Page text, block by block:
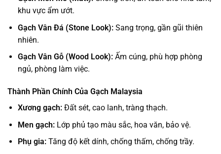
khu vực ẩm ướt.
Gạch Vân Đá (Stone Look):Sang trọng, gần gũi thiên
nhiên.
Gạch Vân Gỗ (Wood Look):Ấm cúng, phù hợp phòng
ngủ, phòng làm việc.
Thành Phần Chính Của Gạch Malaysia
Xương gạch:Đất sét, cao lanh, tràng thạch.
Men gạch:Lớp phủ tạo màu sắc, hoa văn, bảo vệ.
Phụ gia:Tăng độ kết dính, chống thấm, chống trầy.